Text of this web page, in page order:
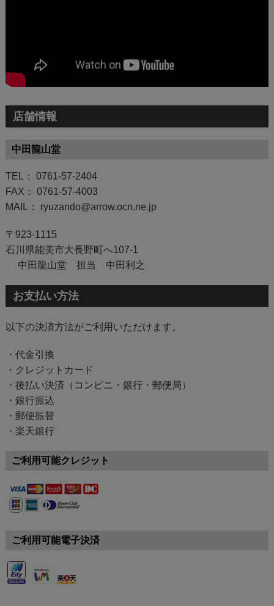
店舗情報
中田龍山堂
TEL： 0761-57-2404
FAX： 0761-57-4003
MAIL： ryuzando@arrow.ocn.ne.jp
〒923-1115
石川県能美市大長野町へ107-1
中田龍山堂 担当 中田利之
お支払い方法
以下の決済方法がご利用いただけます。
・代金引換
・クレジットカード
・後払い決済（コンビニ・銀行・郵便局）
・銀行振込
・郵便振替
・楽天銀行
ご利用可能クレジット
ご利用可能電子決済